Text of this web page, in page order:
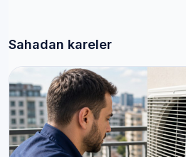
Sahadan kareler